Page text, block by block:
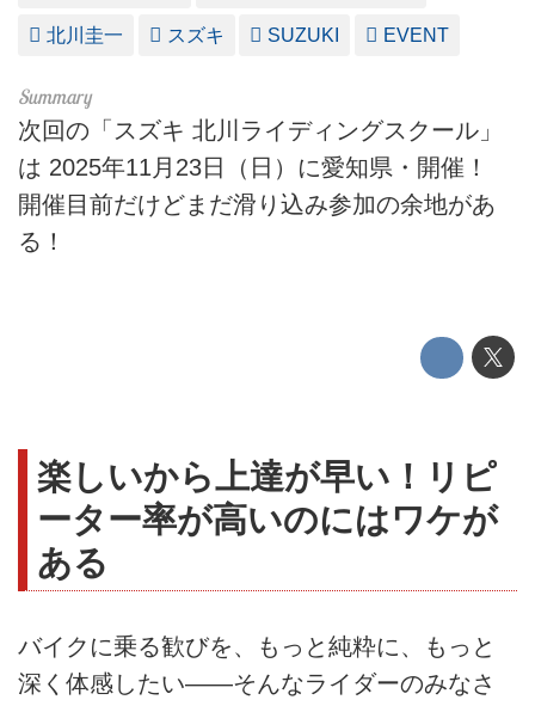
北川圭一 スズキ SUZUKI EVENT
次回の「スズキ 北川ライディングスクール」
は 2025年11月23日（日）に愛知県・開催！
開催目前だけどまだ滑り込み参加の余地があ
る！
楽しいから上達が早い！リピ
ーター率が高いのにはワケが
ある
バイクに乗る歓びを、もっと純粋に、もっと
深く体感したい――そんなライダーのみなさ